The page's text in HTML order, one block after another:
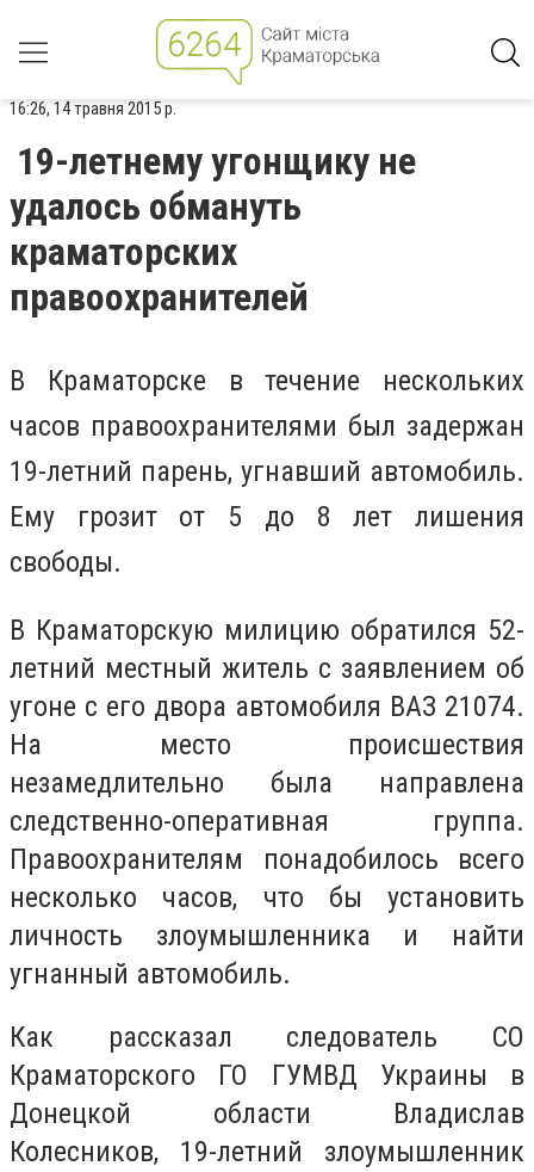
16:26, 14 травня 2015 р.
19-летнему угонщику не
удалось обмануть
краматорских
правоохранителей
В Краматорске в течение нескольких
часов правоохранителями был задержан
19-летний парень, угнавший автомобиль.
Ему грозит от 5 до 8 лет лишения
свободы.
В Краматорскую милицию обратился 52-
летний местный житель с заявлением об
угоне с его двора автомобиля ВАЗ 21074.
На место происшествия
незамедлительно была направлена
следственно-оперативная группа.
Правоохранителям понадобилось всего
несколько часов, что бы установить
личность злоумышленника и найти
угнанный автомобиль.
Как рассказал следователь СО
Краматорского ГО ГУМВД Украины в
Донецкой области Владислав
Колесников, 19-летний злоумышленник